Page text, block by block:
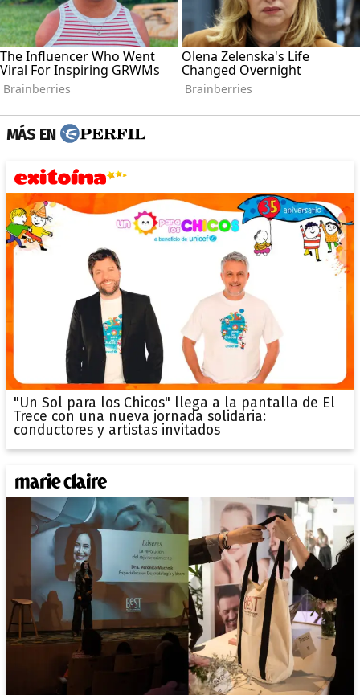
MÁS EN
"Un Sol para los Chicos" llega a la pantalla de El
Trece con una nueva jornada solidaria:
conductores y artistas invitados